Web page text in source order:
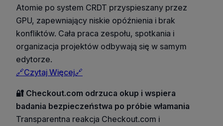
Atomie po system CRDT przyspieszany przez
GPU, zapewniający niskie opóźnienia i brak
konfliktów. Cała praca zespołu, spotkania i
organizacja projektów odbywają się w samym
edytorze.
🔗Czytaj Więcej🔗
🔐 Checkout.com odrzuca okup i wspiera
badania bezpieczeństwa po próbie włamania
Transparentna reakcja Checkout.com i